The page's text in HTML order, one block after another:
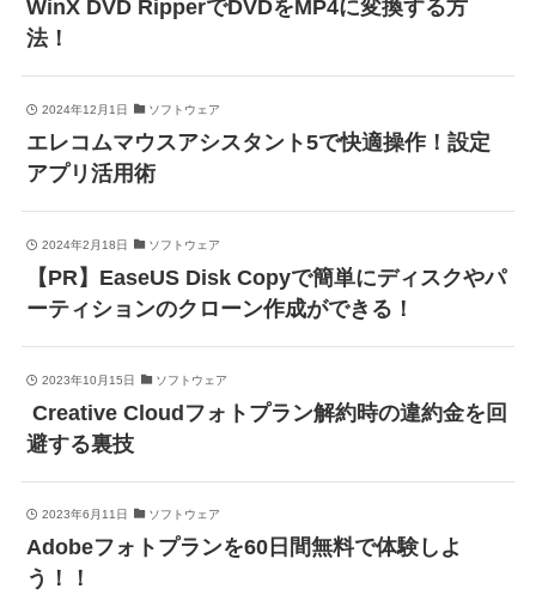
WinX DVD RipperでDVDをMP4に変換する方
法！
2024年12月1日 ソフトウェア
エレコムマウスアシスタント5で快適操作！設定
アプリ活用術
2024年2月18日 ソフトウェア
【PR】EaseUS Disk Copyで簡単にディスクやパ
ーティションのクローン作成ができる！
2023年10月15日 ソフトウェア
Creative Cloudフォトプラン解約時の違約金を回
避する裏技
2023年6月11日 ソフトウェア
Adobeフォトプランを60日間無料で体験しよ
う！！